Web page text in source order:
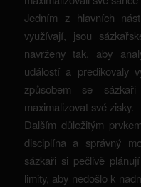
Jedním z hlavních
využívají, jsou
navrženy tak, aby
událostí a predikovaly
způsobem se
maximalizovat své zisky.
Dalším důležitým
disciplína a správný
sázkaři si pečlivě
limity, aby nedošlo k